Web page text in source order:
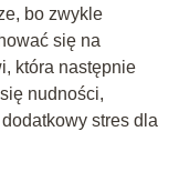
bo zwykle
się na
która następnie
nudności,
stres dla